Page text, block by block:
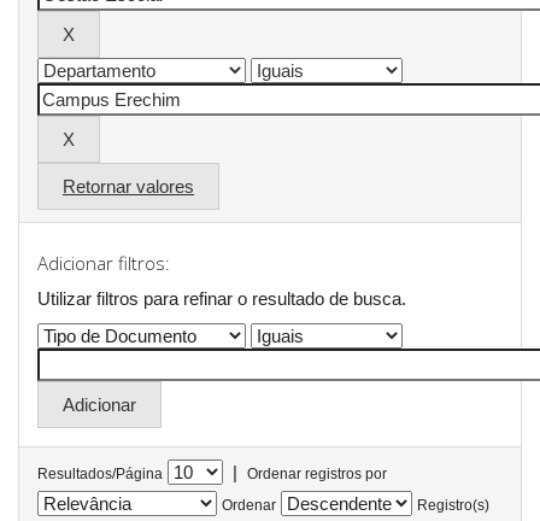
Retornar valores
Adicionar filtros:
Utilizar filtros para refinar o resultado de busca.
Resultados/Página |
Ordenar registros por
Ordenar
Registro(s)